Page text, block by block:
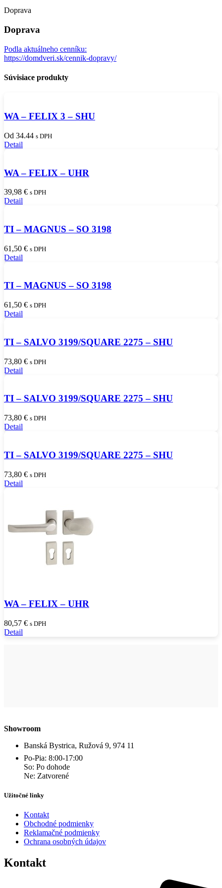
Doprava
Doprava
Podla aktuálneho cenníku:
https://domdveri.sk/cennik-dopravy/
Súvisiace produkty
WA – FELIX 3 – SHU
Od 34.44 s DPH
Detail
WA – FELIX – UHR
39,98 € s DPH
Detail
TI – MAGNUS – SO 3198
61,50 € s DPH
Detail
TI – MAGNUS – SO 3198
61,50 € s DPH
Detail
TI – SALVO 3199/SQUARE 2275 – SHU
73,80 € s DPH
Detail
TI – SALVO 3199/SQUARE 2275 – SHU
73,80 € s DPH
Detail
TI – SALVO 3199/SQUARE 2275 – SHU
73,80 € s DPH
Detail
WA – FELIX – UHR
80,57 € s DPH
Detail
Showroom
Banská Bystrica, Ružová 9, 974 11
Po-Pia: 8:00-17:00
So: Po dohode
Ne: Zatvorené
Užitočné linky
Kontakt
Obchodné podmienky
Reklamačné podmienky
Ochrana osobných údajov
Kontakt